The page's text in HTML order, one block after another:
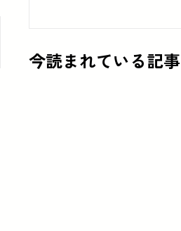
今読まれている記事